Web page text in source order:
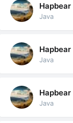
Hapbear
Java
Hapbear
Java
Hapbear
Java